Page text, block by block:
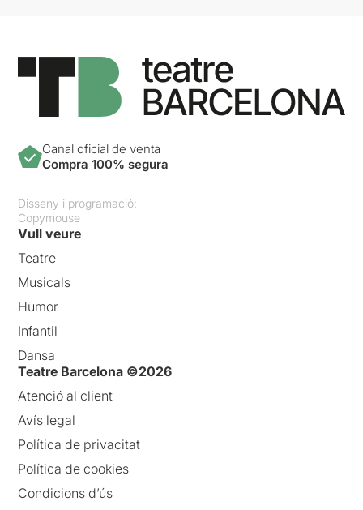
Canal oficial de venta
Compra 100% segura
Disseny i programació:
Copymouse
Vull veure
Teatre
Musicals
Humor
Infantil
Dansa
Teatre Barcelona ©2026
Atenció al client
Avís legal
Política de privacitat
Política de cookies
Condicions d’ús